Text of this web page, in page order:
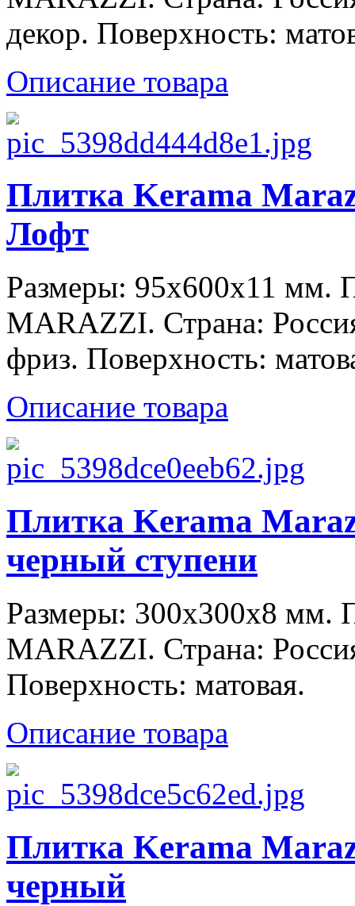
декор. Поверхность:
Описание товара
Плитка Kerama
Лофт
Размеры: 95x600x11 мм.
MARAZZI. Страна:
фриз. Поверхность:
Описание товара
Плитка Kerama
черный ступени
Размеры: 300x300x8 мм.
MARAZZI. Страна:
Поверхность: матовая.
Описание товара
Плитка Kerama
черный